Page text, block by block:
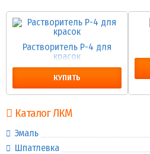
Растворитель Р-4 для
красок
КУПИТЬ
Каталог ЛКМ
Эмаль
Шпатлевка